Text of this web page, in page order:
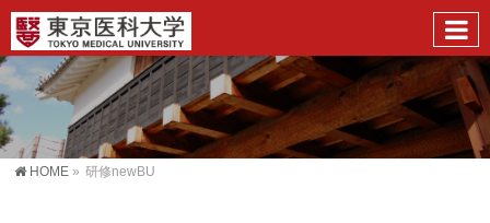
HOME » 研修newBU